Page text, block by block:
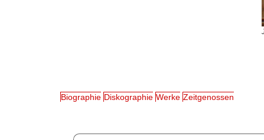
Biographie Diskographie Werke Zeitgenossen